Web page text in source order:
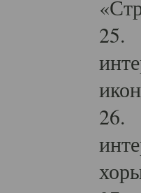
25.
26.